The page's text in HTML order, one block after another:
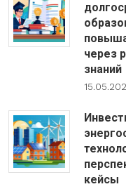
через
знаний
кейсы